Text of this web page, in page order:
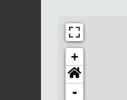
+
-